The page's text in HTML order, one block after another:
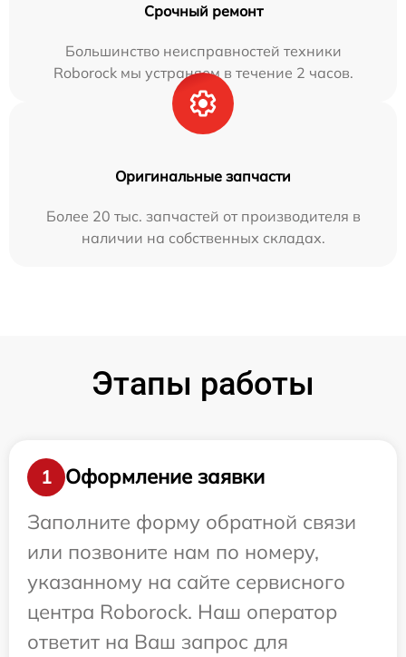
Срочный ремонт
Большинство неисправностей техники
Roborock мы устраняем в течение 2 часов.
Оригинальные запчасти
Более 20 тыс. запчастей от производителя в
наличии на собственных складах.
Этапы работы
1
Оформление заявки
Заполните форму обратной связи
или позвоните нам по номеру,
указанному на сайте сервисного
центра Roborock. Наш оператор
ответит на Ваш запрос для